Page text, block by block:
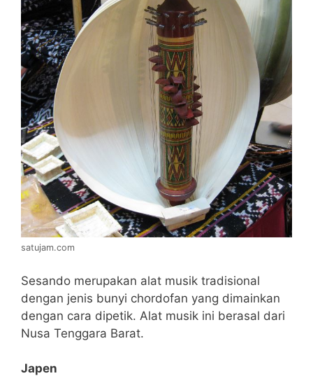
satujam.com
Sesando merupakan alat musik tradisional
dengan jenis bunyi chordofan yang dimainkan
dengan cara dipetik. Alat musik ini berasal dari
Nusa Tenggara Barat.
Japen